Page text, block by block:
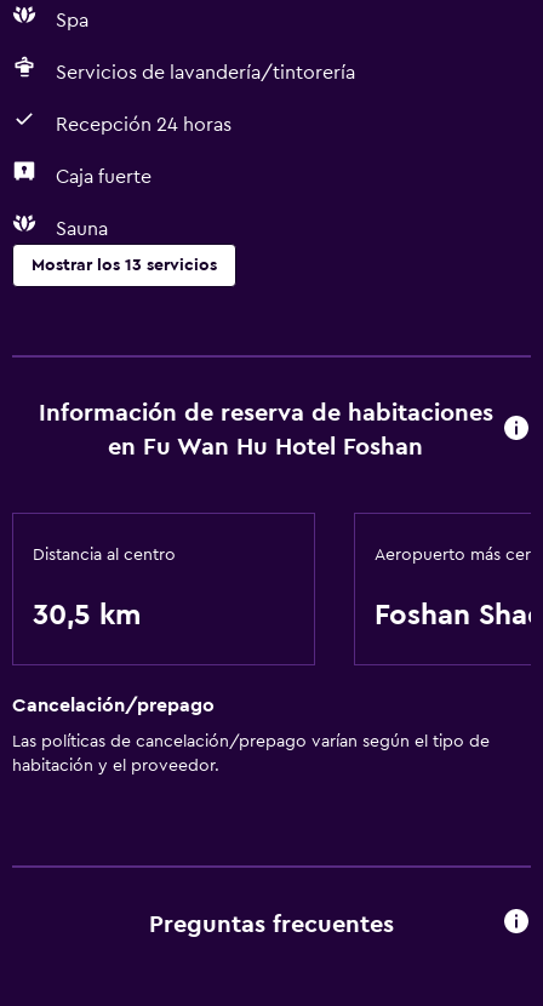
Spa
Servicios de lavandería/tintorería
Recepción 24 horas
Caja fuerte
Sauna
Mostrar los 13 servicios
Servicio de habitaciones
Centro de negocios
Instalaciones para reuniones
Servicios básicos
Aire acondicionado
Spa
Ascensor
Información de reserva de habitaciones
en Fu Wan Hu Hotel Foshan
Distancia al centro
30,5 km
Aeropuerto más
Foshan
Cancelación/prepago
Las políticas de cancelación/prepago varían según el tipo de
habitación y el proveedor.
Preguntas frecuentes